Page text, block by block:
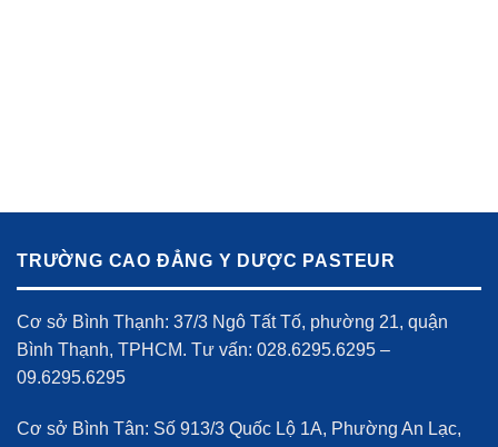
TRƯỜNG CAO ĐẲNG Y DƯỢC PASTEUR
Cơ sở Bình Thạnh: 37/3 Ngô Tất Tố, phường 21, quận
Bình Thạnh, TPHCM. Tư vấn: 028.6295.6295 –
09.6295.6295
Cơ sở Bình Tân: Số 913/3 Quốc Lộ 1A, Phường An Lạc,